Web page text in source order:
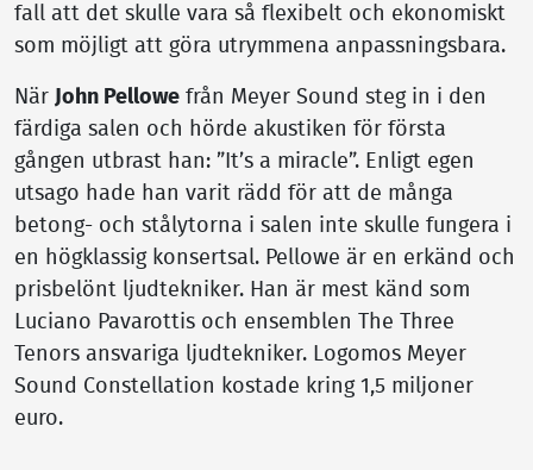
fall att det skulle vara så flexibelt och ekonomiskt
som möjligt att göra utrymmena anpassningsbara.
När John Pellowe från Meyer Sound steg in i den
färdiga salen och hörde akustiken för första
gången utbrast han: ”It’s a miracle”. Enligt egen
utsago hade han varit rädd för att de många
betong- och stålytorna i salen inte skulle fungera i
en högklassig konsertsal. Pellowe är en erkänd och
prisbelönt ljudtekniker. Han är mest känd som
Luciano Pavarottis och ensemblen The Three
Tenors ansvariga ljudtekniker. Logomos Meyer
Sound Constellation kostade kring 1,5 miljoner
euro.